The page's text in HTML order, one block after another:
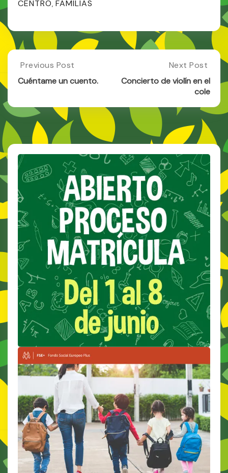
CENTRO, FAMILIAS
Post
navigation
Previous
Post:
Cuento.
Previous Post
Cuéntame un cuento.
Next
Post:
Concierto
Violín
El
Cole
Next Post
Concierto de violín en el
cole